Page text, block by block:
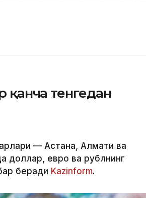
қанча тенгедан
— Астана, Алмати ва
доллар, евро ва рублнинг
беради Kazinform.